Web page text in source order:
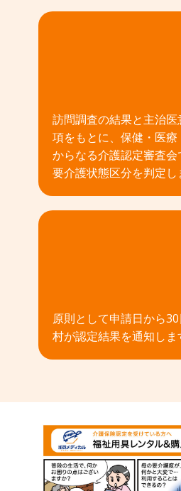
訪問調査の結果と主治
項をもとに、保健・医
からなる介護認定審査会
要介護状態区分を判定し
原則として申請日から
村が認定結果を通知しま